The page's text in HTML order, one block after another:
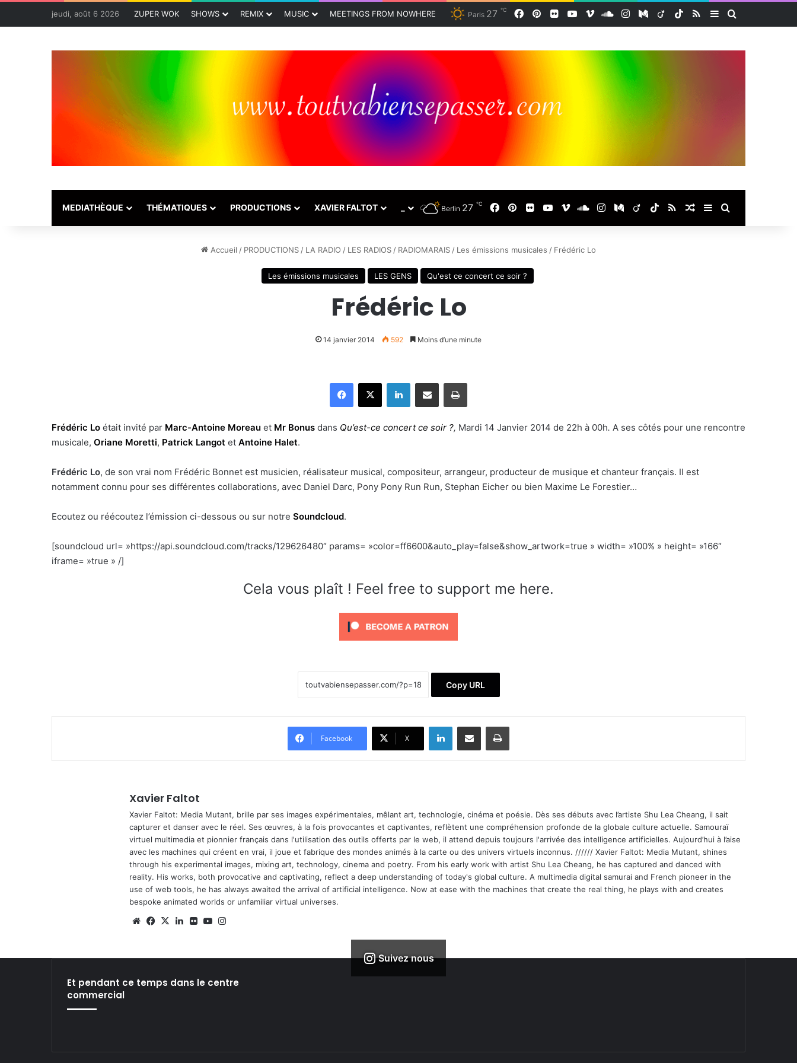
jeudi, août 6 2026 ZUPER WOK SHOWS REMIX MUSIC MEETINGS FROM NOWHERE Paris 27 ℃ Facebook
Pinterest
FlickrYouTube
VimeoSoundCloud
Instagram
Medium
ViadeoTikTokRSSSidebar (barre
MEDIATHÈQUE THÉMATIQUES PRODUCTIONS XAVIER FALTOT Berlin 27 ℃ Facebook
Pinterest
FlickrYouTube
VimeoSoundCloud
Instagram
Medium
ViadeoTikTokRSSArticle Aléatoire
Sidebar (barre
Accueil / PRODUCTIONS / LA RADIO / LES RADIOS / RADIOMARAIS / Les émissions musicales / Frédéric Lo
Les émissions musicales LES GENS Qu'est ce concert ce soir ?
Frédéric Lo
14 janvier 2014 592 Moins d’une minute
Frédéric Lo était invité par Marc-Antoine Moreau et Mr Bonus dans Qu’est-ce concert ce soir ?, Mardi 14 Janvier 2014 de 22h à 00h. A ses côtés pour une rencontre
musicale, Oriane Moretti, Patrick Langot et Antoine Halet.
Frédéric Lo, de son vrai nom Frédéric Bonnet est musicien, réalisateur musical, compositeur, arrangeur, producteur de musique et chanteur français. Il est
notamment connu pour ses différentes collaborations, avec Daniel Darc, Pony Pony Run Run, Stephan Eicher ou bien Maxime Le Forestier…
Ecoutez ou réécoutez l’émission ci-dessous ou sur notre Soundcloud.
[soundcloud url= »https://api.soundcloud.com/tracks/129626480″ params= »color=ff6600&auto_play=false&show_artwork=true » width= »100% » height= »166″
iframe= »true » /]
Cela vous plaît ! Feel free to support me here.
Copy URL
Facebook X
Xavier Faltot
Xavier Faltot: Media Mutant, brille par ses images expérimentales, mêlant art, technologie, cinéma et poésie. Dès ses débuts avec l’artiste Shu Lea Cheang, il sait
capturer et danser avec le réel. Ses œuvres, à la fois provocantes et captivantes, reflètent une compréhension profonde de la globale culture actuelle. Samouraï
virtuel multimedia et pionnier français dans l'utilisation des outils offerts par le web, il attend depuis toujours l'arrivée des intelligence artificielles. Aujourd’hui à l’aise
avec les machines qui créent en vrai, il joue et fabrique des mondes animés à la carte ou des univers virtuels inconnus. ////// Xavier Faltot: Media Mutant, shines
through his experimental images, mixing art, technology, cinema and poetry. From his early work with artist Shu Lea Cheang, he has captured and danced with
reality. His works, both provocative and captivating, reflect a deep understanding of today's global culture. A multimedia digital samurai and French pioneer in the
use of web tools, he has always awaited the arrival of artificial intelligence. Now at ease with the machines that create the real thing, he plays with and creates
bespoke animated worlds or unfamiliar virtual universes.
We Fa
X
Lin Fli Yo
Suivez nous
Et pendant ce temps dans le centre
commercial